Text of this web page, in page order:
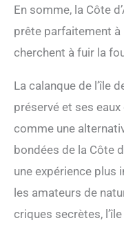
En somme, la Côte
prête parfaitement à
cherchent à fuir la
La calanque de l’île
préservé et ses
comme une
bondées de la Côte
une expérience plus
les amateurs de
criques secrètes,